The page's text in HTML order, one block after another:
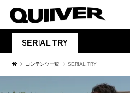
SERIAL TRY
コンテンツ一覧 SERIAL TRY